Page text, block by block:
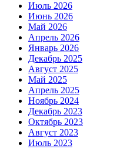
Июль 2026
Июнь 2026
Май 2026
Апрель 2026
Январь 2026
Декабрь 2025
Август 2025
Май 2025
Апрель 2025
Ноябрь 2024
Декабрь 2023
Октябрь 2023
Август 2023
Июль 2023